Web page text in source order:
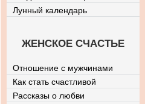
Лунный календарь
ЖЕНСКОЕ СЧАСТЬЕ
Отношение с мужчинами
Как стать счастливой
Рассказы о любви